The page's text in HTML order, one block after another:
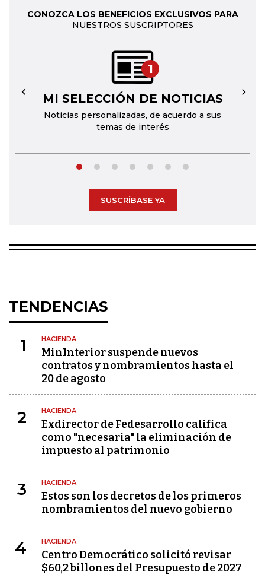
CONOZCA LOS BENEFICIOS EXCLUSIVOS PARA
NUESTROS SUSCRIPTORES
1
MI SELECCIÓN DE NOTICIAS
Noticias personalizadas, de acuerdo a sus
temas de interés
← →
SUSCRÍBASE YA
TENDENCIAS
1 HACIENDA
MinInterior suspende nuevos
contratos y nombramientos hasta el
20 de agosto
2 HACIENDA
Exdirector de Fedesarrollo califica
como "necesaria" la eliminación de
impuesto al patrimonio
3 HACIENDA
Estos son los decretos de los primeros
nombramientos del nuevo gobierno
4 HACIENDA
Centro Democrático solicitó revisar
$60,2 billones del Presupuesto de 2027